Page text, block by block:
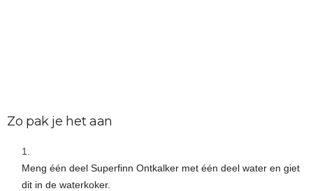
Zo pak je het aan
Meng één deel Superfinn Ontkalker met één deel water en giet
dit in de waterkoker.